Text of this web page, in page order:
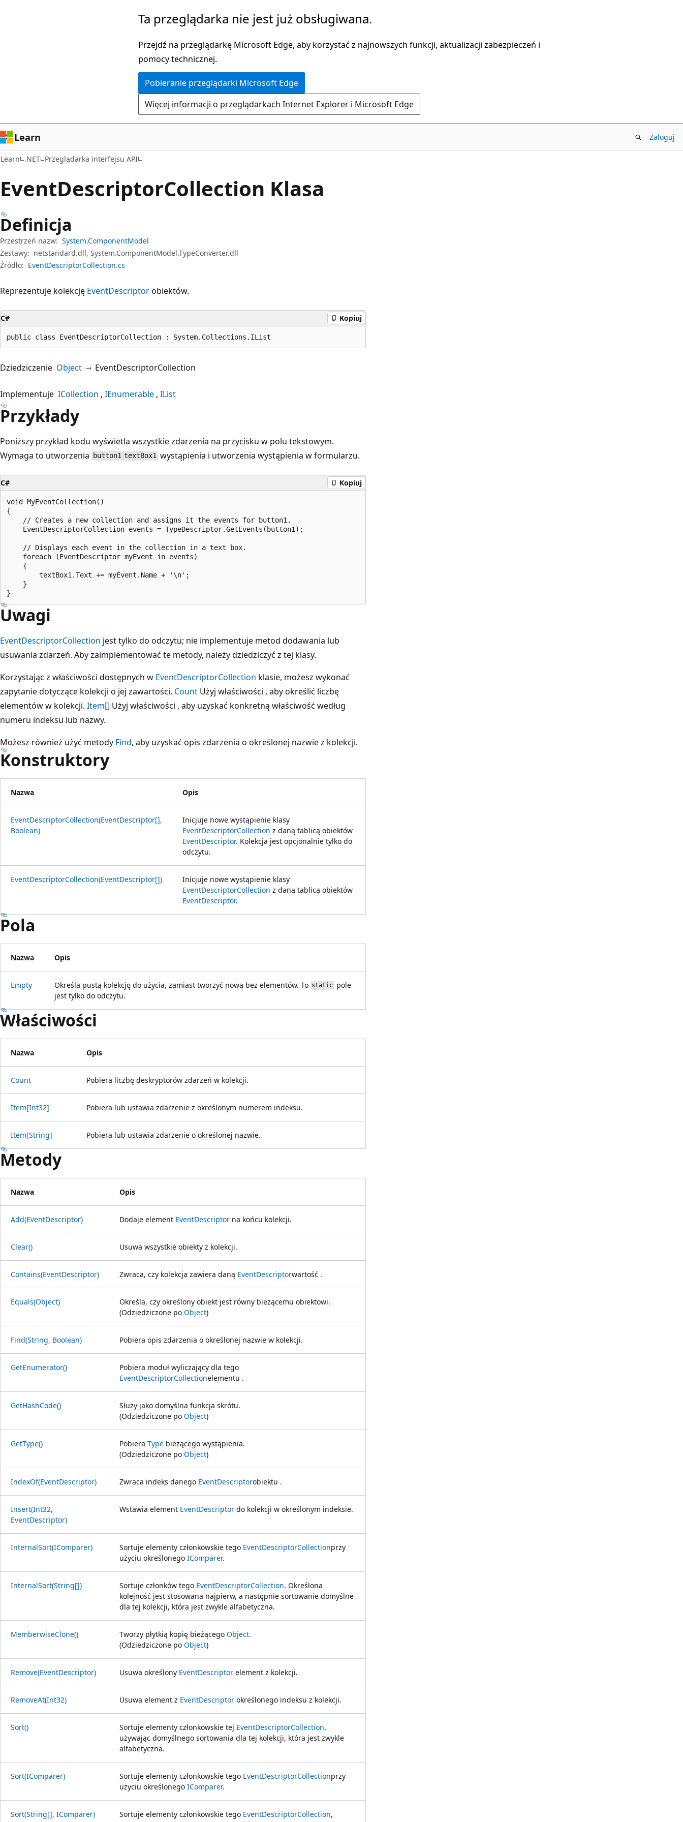
Ta przeglądarka nie jest już obsługiwana.
Przejdź na przeglądarkę Microsoft Edge, aby korzystać z najnowszych funkcji, aktualizacji zabezpieczeń i
pomocy technicznej.
Pobieranie przeglądarki Microsoft Edge
Więcej informacji o przeglądarkach Internet Explorer i Microsoft Edge
Learn Zaloguj
Learn .NET Przeglądarka interfejsu API
EventDescriptorCollection Klasa
Definicja
Przestrzeń nazw: System.ComponentModel
Zestawy: netstandard.dll, System.ComponentModel.TypeConverter.dll
Źródło: EventDescriptorCollection.cs
Reprezentuje kolekcję EventDescriptorobiektów.
C# Kopiuj
public class EventDescriptorCollection : System.Collections.IList
Dziedziczenie Object EventDescriptorCollection
Implementuje ICollection IEnumerable IList
Przykłady
Poniższy przykład kodu wyświetla wszystkie zdarzenia na przycisku w polu tekstowym.
Wymaga to utworzenia
button1 textBox1 wystąpienia i utworzenia wystąpienia w formularzu.
C# Kopiuj
void MyEventCollection()
{
    // Creates a new collection and assigns it the events for button1.
    EventDescriptorCollection events = TypeDescriptor.GetEvents(button1);
    // Displays each event in the collection in a text box.
    foreach (EventDescriptor myEvent in events)
    {
        textBox1.Text += myEvent.Name + '\n';
    }
Uwagi
EventDescriptorCollection jest tylko do odczytu; nie implementuje metod dodawania lub
usuwania zdarzeń. Aby zaimplementować te metody, należy dziedziczyć z tej klasy.
Korzystając z właściwości dostępnych w EventDescriptorCollection klasie, możesz wykonać
zapytanie dotyczące kolekcji o jej zawartości. Count Użyj właściwości , aby określić liczbę
elementów w kolekcji. Item[] Użyj właściwości , aby uzyskać konkretną właściwość według
numeru indeksu lub nazwy.
Możesz również użyć metody Find, aby uzyskać opis zdarzenia o określonej nazwie z kolekcji.
Konstruktory
Nazwa Opis
EventDescriptorCollection(EventDescriptor[],
Boolean)
Inicjuje nowe wystąpienie klasy
EventDescriptorCollection z daną tablicą obiektów
EventDescriptor. Kolekcja jest opcjonalnie tylko do
odczytu.
EventDescriptorCollection(EventDescriptor[])
Inicjuje nowe wystąpienie klasy
EventDescriptorCollection z daną tablicą obiektów
EventDescriptor.
Pola
Nazwa Opis
Empty Określa pustą kolekcję do użycia, zamiast tworzyć nową bez elementów. To static pole
jest tylko do odczytu.
Właściwości
Nazwa Opis
Count Pobiera liczbę deskryptorów zdarzeń w kolekcji.
Item[Int32] Pobiera lub ustawia zdarzenie z określonym numerem indeksu.
Item[String] Pobiera lub ustawia zdarzenie o określonej nazwie.
Metody
Nazwa Opis
Add(EventDescriptor) Dodaje element EventDescriptor na końcu kolekcji.
Clear() Usuwa wszystkie obiekty z kolekcji.
Contains(EventDescriptor) Zwraca, czy kolekcja zawiera daną EventDescriptorwartość .
Equals(Object)
Określa, czy określony obiekt jest równy bieżącemu obiektowi.
(Odziedziczone po Object)
Find(String, Boolean) Pobiera opis zdarzenia o określonej nazwie w kolekcji.
GetEnumerator()
Pobiera moduł wyliczający dla tego
EventDescriptorCollectionelementu .
GetHashCode()
Służy jako domyślna funkcja skrótu.
(Odziedziczone po Object)
GetType() Pobiera Type bieżącego wystąpienia.
(Odziedziczone po Object)
IndexOf(EventDescriptor) Zwraca indeks danego EventDescriptorobiektu .
Insert(Int32,
EventDescriptor)
Wstawia element EventDescriptor do kolekcji w określonym indeksie.
InternalSort(IComparer) Sortuje elementy członkowskie tego EventDescriptorCollectionprzy
użyciu określonego IComparer.
InternalSort(String[]) Sortuje członków tego EventDescriptorCollection. Określona
kolejność jest stosowana najpierw, a następnie sortowanie domyślne
dla tej kolekcji, która jest zwykle alfabetyczna.
MemberwiseClone() Tworzy płytkią kopię bieżącego Object.
(Odziedziczone po Object)
Remove(EventDescriptor) Usuwa określony EventDescriptor element z kolekcji.
RemoveAt(Int32) Usuwa element z EventDescriptor określonego indeksu z kolekcji.
Sort() Sortuje elementy członkowskie tej EventDescriptorCollection,
używając domyślnego sortowania dla tej kolekcji, która jest zwykle
alfabetyczna.
Sort(IComparer) Sortuje elementy członkowskie tego EventDescriptorCollectionprzy
użyciu określonego IComparer.
Sort(String[], IComparer) Sortuje elementy członkowskie tego EventDescriptorCollection,